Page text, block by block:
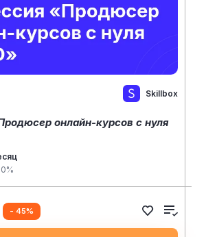
Skillbox
онлайн-курсов с нуля
- 45%